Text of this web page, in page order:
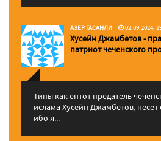
АЗЕР ГАСАНЛИ 02.09.2024,
Хусейн Джамбетов -
патриот чеченского
Типы как ентот предатель
ислама Хусейн Джамбетов,
ибо я...